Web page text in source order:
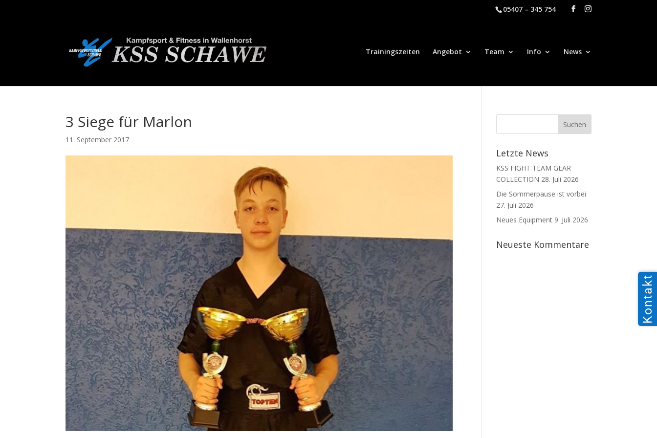
05407 – 345 754
Trainingszeiten Angebot Team Info News
3 Siege für Marlon
11. September 2017
Letzte News
KSS FIGHT TEAM GEAR
COLLECTION 28. Juli 2026
Die Sommerpause ist vorbei
27. Juli 2026
Neues Equipment 9. Juli 2026
Neueste Kommentare
Kontakt